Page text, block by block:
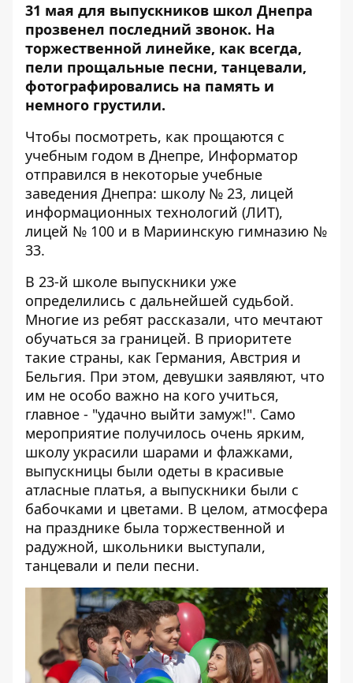
31 мая для выпускников школ Днепра
прозвенел последний звонок. На
торжественной линейке, как всегда,
пели прощальные песни, танцевали,
фотографировались на память и
немного грустили.
Чтобы посмотреть, как прощаются с
учебным годом в Днепре, Информатор
отправился в некоторые учебные
заведения Днепра: школу № 23, лицей
информационных технологий (ЛИТ),
лицей № 100 и в Мариинскую гимназию №
33.
В 23-й школе выпускники уже
определились с дальнейшей судьбой.
Многие из ребят рассказали, что мечтают
обучаться за границей. В приоритете
такие страны, как Германия, Австрия и
Бельгия. При этом, девушки заявляют, что
им не особо важно на кого учиться,
главное - "удачно выйти замуж!". Само
мероприятие получилось очень ярким,
школу украсили шарами и флажками,
выпускницы были одеты в красивые
атласные платья, а выпускники были с
бабочками и цветами. В целом, атмосфера
на празднике была торжественной и
радужной, школьники выступали,
танцевали и пели песни.